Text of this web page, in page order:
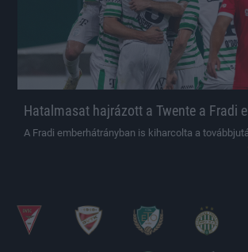
Hatalmasat hajrázott a Twente a Fradi
A Fradi emberhátrányban is kiharcolta a